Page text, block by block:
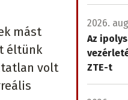
mást
éltünk
volt
2026.
Az
ZTE-t